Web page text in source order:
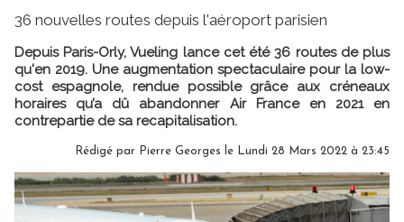
36 nouvelles routes depuis l'aéroport parisien
Depuis Paris-Orly, Vueling lance cet été 36 routes de plus
qu'en 2019. Une augmentation spectaculaire pour la low-
cost espagnole, rendue possible grâce aux créneaux
horaires qu’a dû abandonner Air France en 2021 en
contrepartie de sa recapitalisation.
Rédigé par Pierre Georges le Lundi 28 Mars 2022 à 23:45